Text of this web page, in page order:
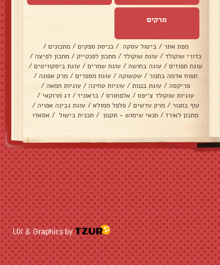
מרקים
מפת אתר / ביטול עסקה / כניסת ספקים / מתכונים /
כדורי שוקולד / עוגת שוקולד / מתכון לפנקייק / מתכון לפיצה /
עוגת תפוזים / עוגה בחושה / עוגת שמרים / עוגת ביסקוויטים /
תפוח אדמה בתנור / שקשוקה / עוגת מספרים / מרק אפונה /
פריקסה / עוגת בננות / עוגיות טחינה / עוגיות חמאה /
עוגיות שוקולד צ׳יפס / אלפחורס / בראוניז / דג מרוקאי /
עוף בתנור / מרק עדשים / פלפל ממולא / עוגת גבינה אפויה /
מתכון לאורז / תנאי שימוש - תקנון / תכנית בישול / אסאדו